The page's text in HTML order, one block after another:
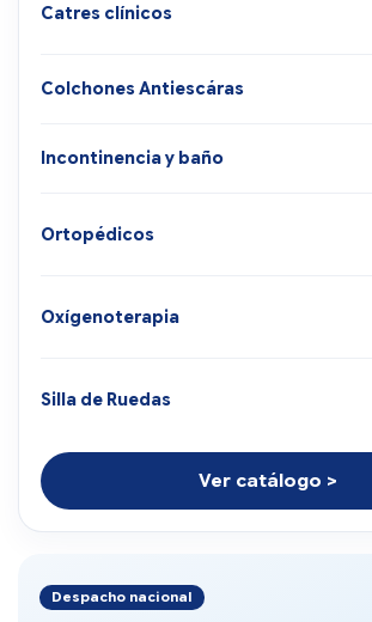
Catres clínicos
Colchones Antiescáras
Incontinencia y baño
Ortopédicos
Oxígenoterapia
Silla de Ruedas
Ver catálogo >
Despacho nacional